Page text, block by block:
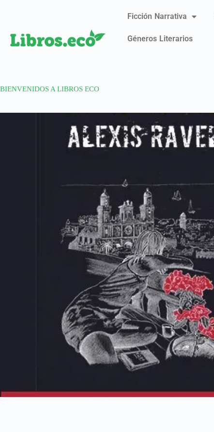
Ficción Narrativa
Géneros Literarios
BIENVENIDOS A LIBROS ECO